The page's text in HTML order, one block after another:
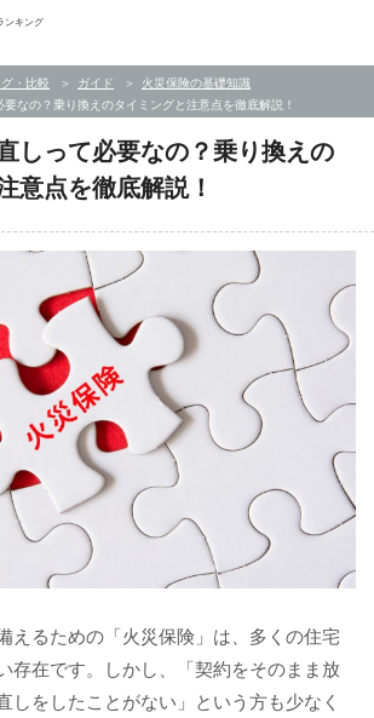
ンキング
・比較 ガイド
火災保険の基礎知識
なの？乗り換えのタイミングと注意点を徹底解説！
しって必要なの？乗り換えの
意点を徹底解説！
えるための「火災保険」は、多くの住宅
存在です。しかし、「契約をそのまま放
しをしたことがない」という方も少なく